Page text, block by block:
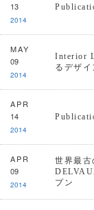
13
2014
MAY
09
2014
Interior
るデザイ
APR
14
2014
APR
09
2014
世界最古
プン